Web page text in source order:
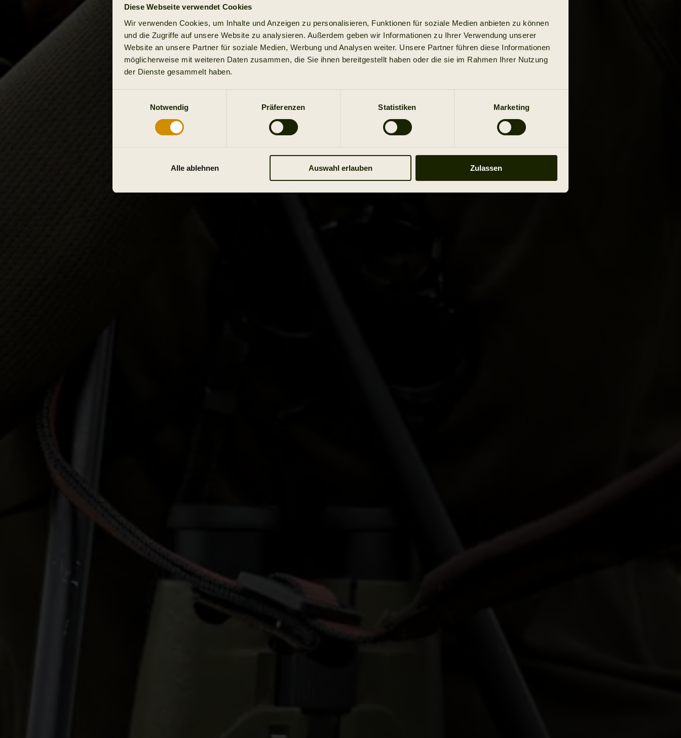
Diese Webseite verwendet Cookies
Wir verwenden Cookies, um Inhalte und Anzeigen zu personalisieren, Funktionen für soziale Medien anbieten zu können
und die Zugriffe auf unsere Website zu analysieren. Außerdem geben wir Informationen zu Ihrer Verwendung unserer
Website an unsere Partner für soziale Medien, Werbung und Analysen weiter. Unsere Partner führen diese Informationen
möglicherweise mit weiteren Daten zusammen, die Sie ihnen bereitgestellt haben oder die sie im Rahmen Ihrer Nutzung
der Dienste gesammelt haben.
Notwendig
Präferenzen Statistiken Marketing
Alle ablehnen Auswahl erlauben Zulassen